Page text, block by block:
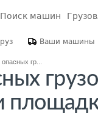
Поиск машин
Ваши машины
гр...